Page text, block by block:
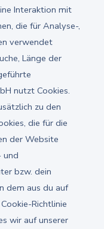
Interaktion mit
die für Analyse-,
verwendet
Länge der
nutzt Cookies.
zu den
die für die
der Website
und
bzw. dein
dem aus du auf
Richtlinie
wir auf unserer